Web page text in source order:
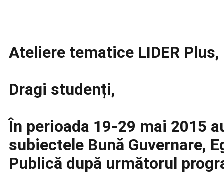
Ateliere tematice LIDER
Dragi studenți,
În perioada 19-29 mai 2015
subiectele Bună Guvernare,
Publică după următorul